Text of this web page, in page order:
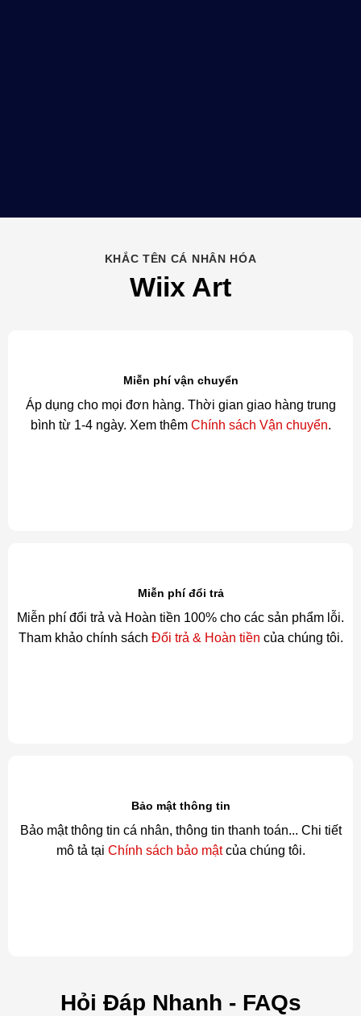
KHẮC TÊN CÁ NHÂN HÓA
Wiix Art
Miễn phí vận chuyển
Áp dụng cho mọi đơn hàng. Thời gian giao hàng trung
bình từ 1-4 ngày. Xem thêm Chính sách Vận chuyển.
Miễn phí đổi trả
Miễn phí đổi trả và Hoàn tiền 100% cho các sản phẩm lỗi.
Tham khảo chính sách Đổi trả & Hoàn tiền của chúng tôi.
Bảo mật thông tin
Bảo mật thông tin cá nhân, thông tin thanh toán... Chi tiết
mô tả tại Chính sách bảo mậtcủa chúng tôi.
Hỏi Đáp Nhanh - FAQs